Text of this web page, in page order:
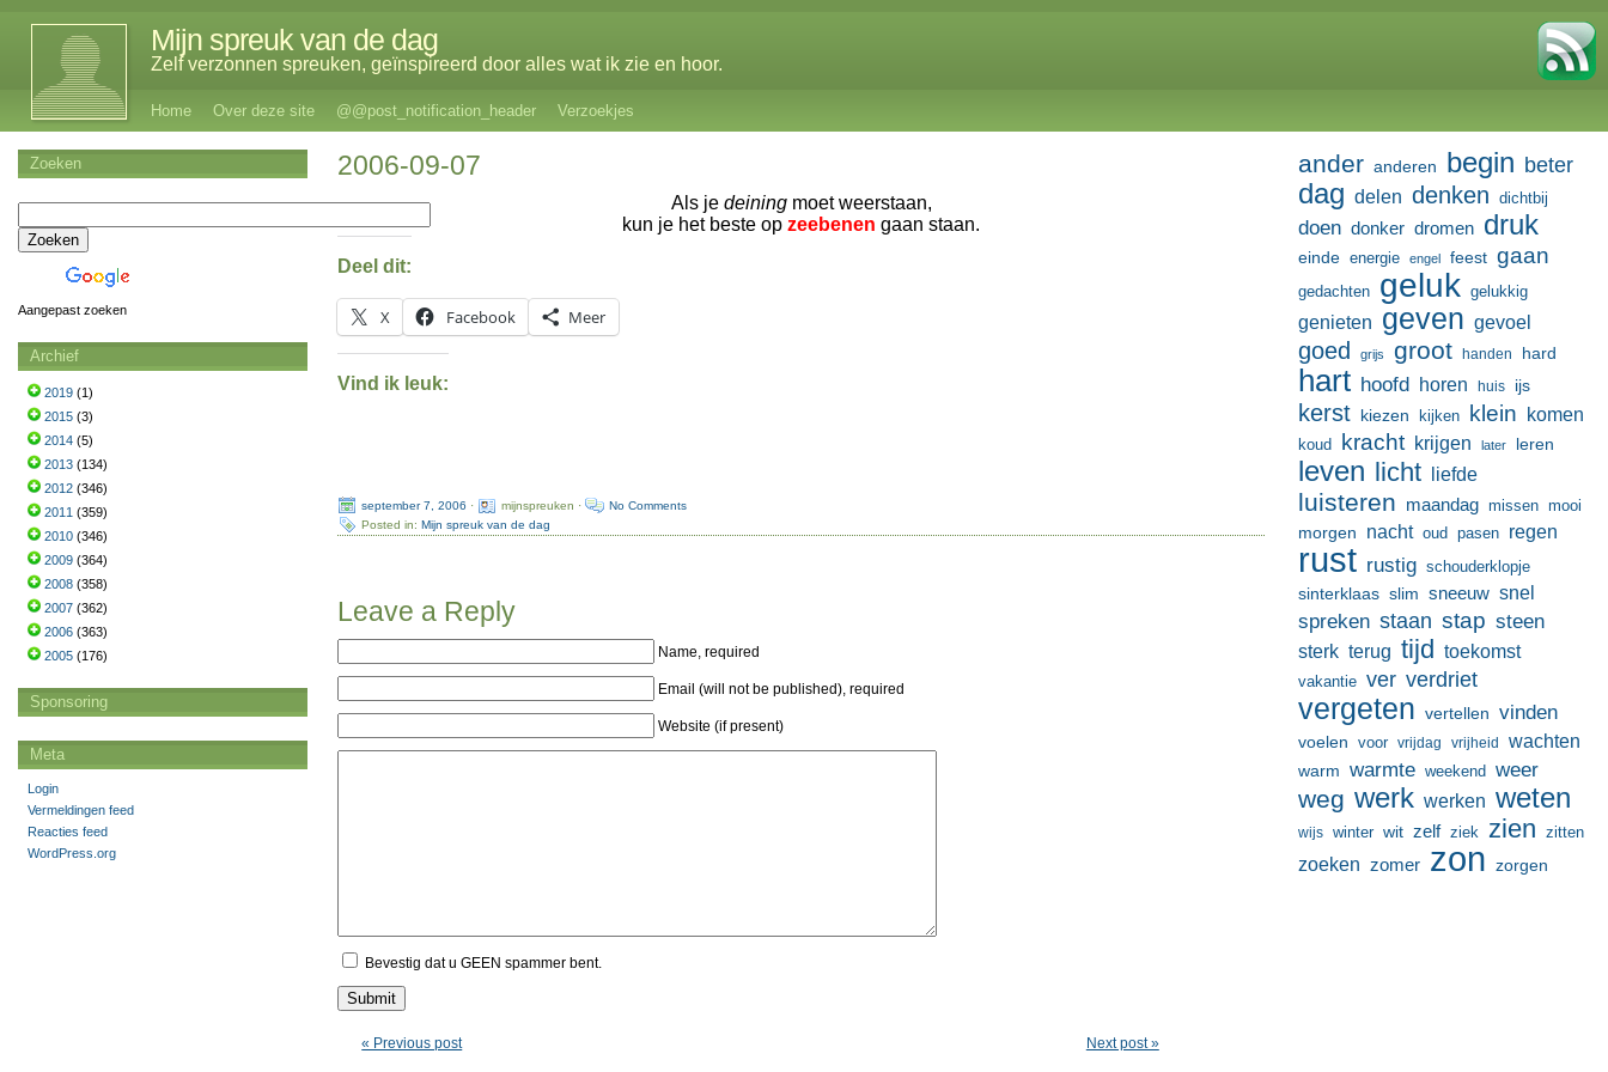
Mijn spreuk van de dag
Zelf verzonnen spreuken, geïnspireerd door alles wat ik zie en hoor.
Home Over deze site @@post_notification_header Verzoekjes
2006-09-07
Als je deiningmoet weerstaan,
kun je het beste opzeebenen gaan staan.
Deel dit:
X Facebook Meer
Vind ik leuk:
september 7, 2006 · mijnspreuken ·
No Comments
Posted in:Mijn spreuk van de dag
Leave a Reply
Name, required
Email (will not be published), required
Website (if present)
Bevestig dat u GEEN spammer bent.
« Previous post Next post »
ander anderen begin beter
dag delen denken dichtbij
doen donker dromen druk
einde energie engel feest gaan
gedachten geluk gelukkig
genieten geven gevoel
goed grijs groot handen hard
hart hoofd horen huis ijs
kerst kiezen kijken klein komen
koud kracht krijgen later leren
leven licht liefde
luisteren maandag missen mooi
morgen nacht oud pasen regen
rust rustig schouderklopje
sinterklaas slim sneeuw snel
spreken staan stap steen
sterk terug tijd toekomst
vakantie ver verdriet
vergeten vertellen vinden
voelen voor vrijdag vrijheid wachten
warm warmte weekend weer
weg werk werken weten
wijs winter wit zelf ziek zien zitten
zoeken zomer zon zorgen
Zoeken
Aangepast zoeken
Archief
2019 (1)
2015 (3)
2014 (5)
2013 (134)
2012 (346)
2011 (359)
2010 (346)
2009 (364)
2008 (358)
2007 (362)
2006 (363)
2005 (176)
Sponsoring
Meta
Login
Vermeldingen feed
Reacties feed
WordPress.org